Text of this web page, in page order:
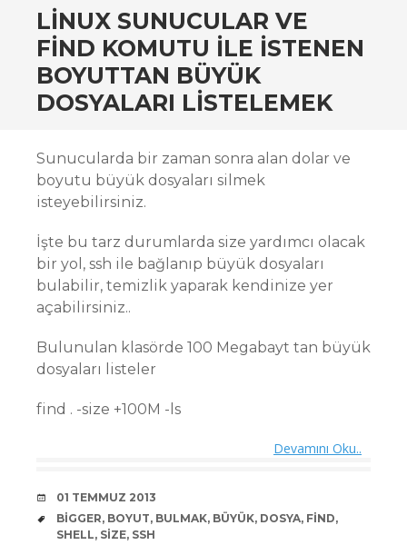
LINUX SUNUCULAR VE
FIND KOMUTU ILE ISTENEN
BOYUTTAN BÜYÜK
DOSYALARI LISTELEMEK
Sunucularda bir zaman sonra alan dolar ve
boyutu büyük dosyaları silmek
isteyebilirsiniz.
İşte bu tarz durumlarda size yardımcı olacak
bir yol, ssh ile bağlanıp büyük dosyaları
bulabilir, temizlik yaparak kendinize yer
açabilirsiniz..
Bulunulan klasörde 100 Megabayt tan büyük
dosyaları listeler
find . -size +100M -ls
Devamını Oku..
DATE
01 TEMMUZ 2013
TAGS
BIGGER, BOYUT, BULMAK, BÜYÜK, DOSYA, FIND,
SHELL, SIZE, SSH